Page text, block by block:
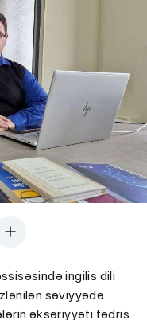
ingilis dili
səviyyədə
əksəriyyəti tədris